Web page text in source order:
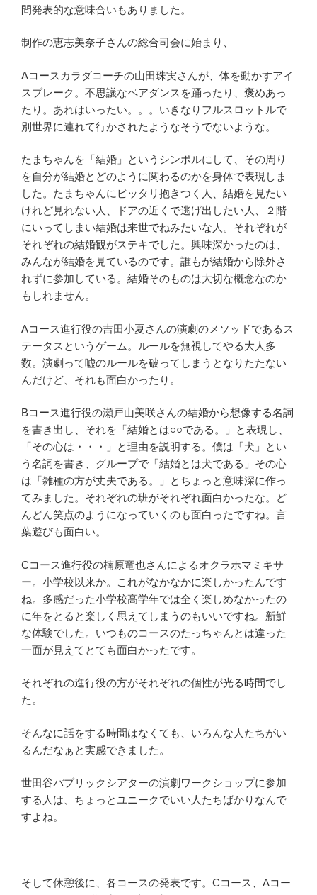
間発表的な意味合いもありました。
制作の恵志美奈子さんの総合司会に始まり、
Aコースカラダコーチの山田珠実さんが、体を動かすアイ
スブレーク。不思議なペアダンスを踊ったり、褒めあっ
たり。あれはいったい。。。いきなりフルスロットルで
別世界に連れて行かされたようなそうでないような。
たまちゃんを「結婚」というシンボルにして、その周り
を自分が結婚とどのように関わるのかを身体で表現しま
した。たまちゃんにピッタリ抱きつく人、結婚を見たい
けれど見れない人、ドアの近くで逃げ出したい人、２階
にいってしまい結婚は来世でねみたいな人。それぞれが
それぞれの結婚観がステキでした。興味深かったのは、
みんなが結婚を見ているのです。誰もが結婚から除外さ
れずに参加している。結婚そのものは大切な概念なのか
もしれません。
Aコース進行役の吉田小夏さんの演劇のメソッドであるス
テータスというゲーム。ルールを無視してやる大人多
数。演劇って嘘のルールを破ってしまうとなりたたない
んだけど、それも面白かったり。
Bコース進行役の瀬戸山美咲さんの結婚から想像する名詞
を書き出し、それを「結婚とは○○である。」と表現し、
「その心は・・・」と理由を説明する。僕は「犬」とい
う名詞を書き、グループで「結婚とは犬である」その心
は「雑種の方が丈夫である。」とちょっと意味深に作っ
てみました。それぞれの班がそれぞれ面白かったな。ど
んどん笑点のようになっていくのも面白ったですね。言
葉遊びも面白い。
Cコース進行役の楠原竜也さんによるオクラホマミキサ
ー。小学校以来か。これがなかなかに楽しかったんです
ね。多感だった小学校高学年では全く楽しめなかったの
に年をとると楽しく思えてしまうのもいいですね。新鮮
な体験でした。いつものコースのたっちゃんとは違った
一面が見えてとても面白かったです。
それぞれの進行役の方がそれぞれの個性が光る時間でし
た。
そんなに話をする時間はなくても、いろんな人たちがい
るんだなぁと実感できました。
世田谷パブリックシアターの演劇ワークショップに参加
する人は、ちょっとユニークでいい人たちばかりなんで
すよね。
そして休憩後に、各コースの発表です。Cコース、Aコー